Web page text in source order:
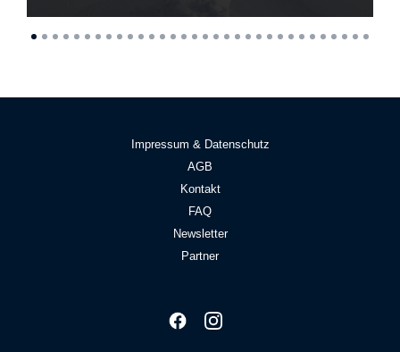
Impressum & Datenschutz
AGB
Kontakt
FAQ
Newsletter
Partner